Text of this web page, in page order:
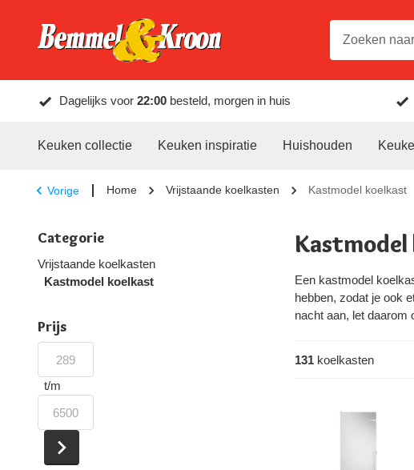
Dagelijks voor 22:00 besteld, morgen in huis
Keuken collectie Keuken inspiratie Huishouden
Vorige Home Vrijstaande koelkasten Kastmodel koelkast
Een kastmodel
hebben, zodat je ook
nacht aan, let daarom
131koelkasten
Categorie
Vrijstaande koelkasten
Kastmodel koelkast
Prijs
t/m